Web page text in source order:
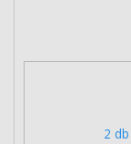
2 db